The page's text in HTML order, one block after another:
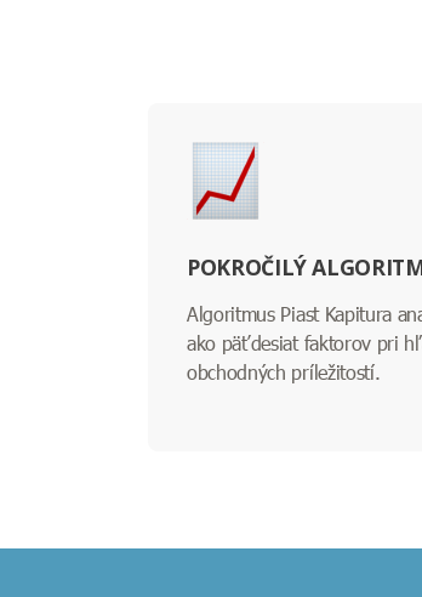
POKROČILÝ
Algoritmus Piast Kapitura
ako päťdesiat faktorov pri
obchodných príležitostí.